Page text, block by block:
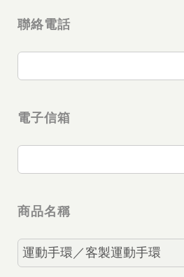
聯絡電話
電子信箱
商品名稱